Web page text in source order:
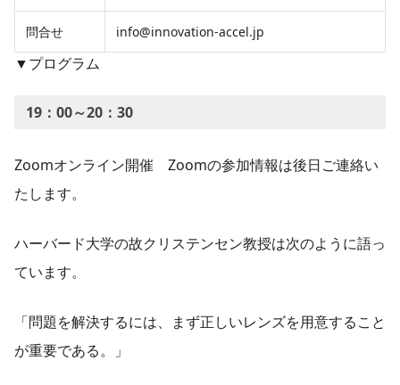
問合せ info@innovation-accel.jp
▼プログラム
19：00～20：30
Zoomオンライン開催 Zoomの参加情報は後日ご連絡い
たします。
ハーバード大学の故クリステンセン教授は次のように語っ
ています。
「問題を解決するには、まず正しいレンズを用意すること
が重要である。」